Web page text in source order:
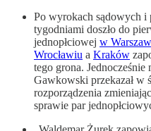
Po wyrokach sądowych i
tygodniami doszło do
jednopłciowej w
Wrocławiu a Kraków
tego grona.
Gawkowski przekazał w
rozporządzenia
sprawie par